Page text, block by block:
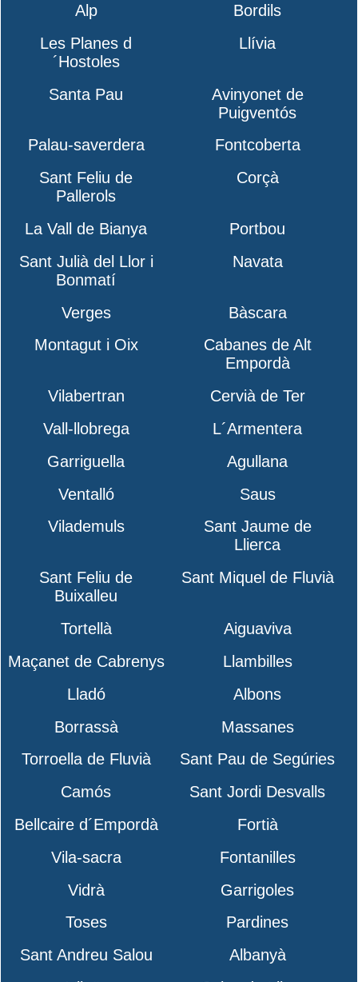
Alp
Bordils
Les Planes d
´Hostoles
Llívia
Santa Pau
Avinyonet de
Puigventós
Palau-saverdera
Fontcoberta
Sant Feliu de
Pallerols
Corçà
La Vall de Bianya
Portbou
Sant Julià del Llor i
Bonmatí
Navata
Verges
Bàscara
Montagut i Oix
Cabanes de Alt
Empordà
Vilabertran
Cervià de Ter
Vall-llobrega
L´Armentera
Garriguella
Agullana
Ventalló
Saus
Vilademuls
Sant Jaume de
Llierca
Sant Feliu de
Buixalleu
Sant Miquel de Fluvià
Tortellà
Aiguaviva
Maçanet de Cabrenys
Llambilles
Lladó
Albons
Borrassà
Massanes
Torroella de Fluvià
Sant Pau de Segúries
Camós
Sant Jordi Desvalls
Bellcaire d´Empordà
Fortià
Vila-sacra
Fontanilles
Vidrà
Garrigoles
Toses
Pardines
Sant Andreu Salou
Albanyà